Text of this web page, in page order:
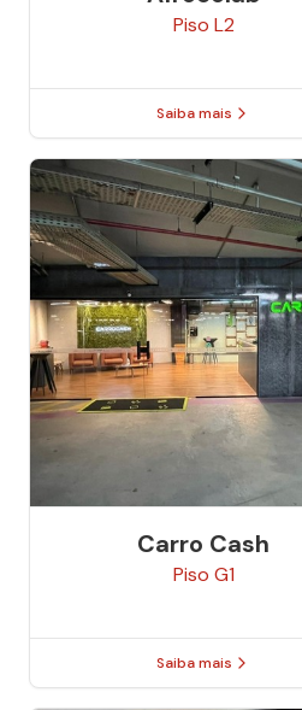
Piso L2
Saiba mais
Carro Cash
Piso G1
Saiba mais